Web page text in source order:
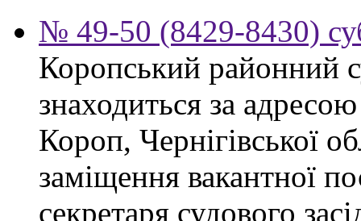
№ 49-50 (8429-8430)
Коропський районний
знаходиться за
Короп, Чернігівської
заміщення вакантної
секретаря судового